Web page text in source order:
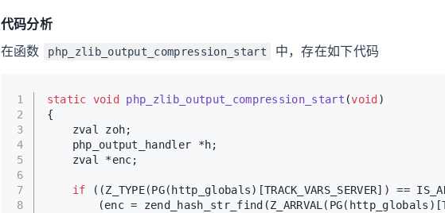
代码分析
在函数
php_zlib_output_compression_start 中，存在如下代码
1
2
3
4
5
6
7
8
static void php_zlib_output_compression_start (void )
{
	zval zoh;
	php_output_handler *h;
	zval *enc;
if ((Z_TYPE(PG(http_globals)[TRACK_VARS_SERVER]) ==
(enc =